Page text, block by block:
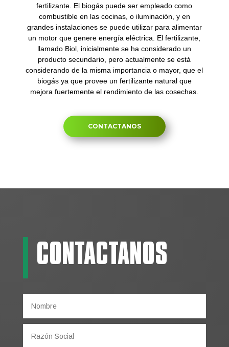
fertilizante. El biogás puede ser empleado como
combustible en las cocinas, o iluminación, y en
grandes instalaciones se puede utilizar para alimentar
un motor que genere energía eléctrica. El fertilizante,
llamado Biol, inicialmente se ha considerado un
producto secundario, pero actualmente se está
considerando de la misma importancia o mayor, que el
biogás ya que provee un fertilizante natural que
mejora fuertemente el rendimiento de las cosechas.
CONTACTANOS
CONTACTANOS